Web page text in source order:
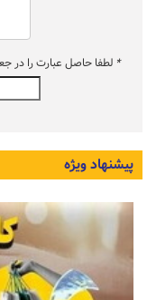
* لطفا حاصل عبارت را در
پیشنهاد ویژه